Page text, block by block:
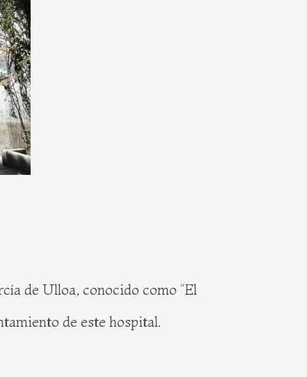
de Ulloa, conocido como “El
de este hospital.